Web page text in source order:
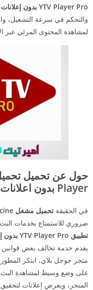
YTV Player Pro بدون إعلانات
والتحكم في سرعة التشغيل،
لمشاهدة المحتوى المرئي عبر
Player بدون اعلانات
في الحقيقة تحميل مشغل YTV Player Yacine بدون إعلانات مهكر
ضروري للاستمتاع بخدمات
تطبيق YTV Player Pro بدون إعلانات
يقدم خدمة تخالف بعض قوانين
متجر جوجل بلاي، ابتكر
على وضع وسيط لمشاهدة
المتجر، ويعرض إعلانات